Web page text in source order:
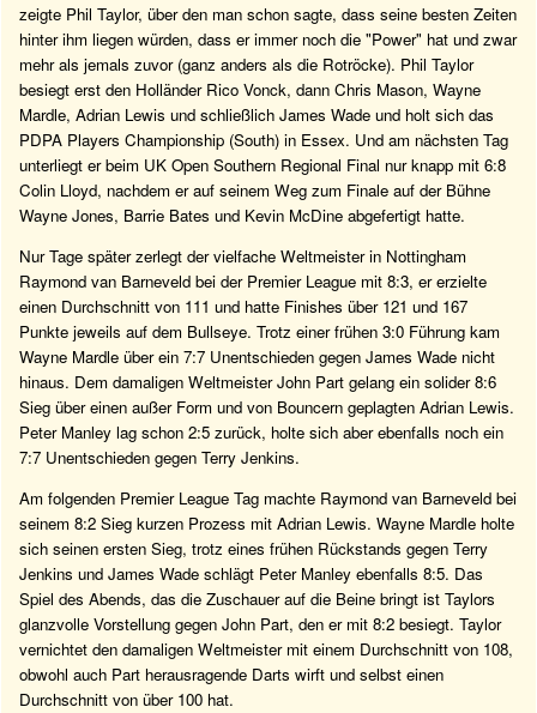
zeigte Phil Taylor, über den man schon sagte, dass seine besten Zeiten
hinter ihm liegen würden, dass er immer noch die "Power" hat und zwar
mehr als jemals zuvor (ganz anders als die Rotröcke). Phil Taylor
besiegt erst den Holländer Rico Vonck, dann Chris Mason, Wayne
Mardle, Adrian Lewis und schließlich James Wade und holt sich das
PDPA Players Championship (South) in Essex. Und am nächsten Tag
unterliegt er beim UK Open Southern Regional Final nur knapp mit 6:8
Colin Lloyd, nachdem er auf seinem Weg zum Finale auf der Bühne
Wayne Jones, Barrie Bates und Kevin McDine abgefertigt hatte.
Nur Tage später zerlegt der vielfache Weltmeister in Nottingham
Raymond van Barneveld bei der Premier League mit 8:3, er erzielte
einen Durchschnitt von 111 und hatte Finishes über 121 und 167
Punkte jeweils auf dem Bullseye. Trotz einer frühen 3:0 Führung kam
Wayne Mardle über ein 7:7 Unentschieden gegen James Wade nicht
hinaus. Dem damaligen Weltmeister John Part gelang ein solider 8:6
Sieg über einen außer Form und von Bouncern geplagten Adrian Lewis.
Peter Manley lag schon 2:5 zurück, holte sich aber ebenfalls noch ein
7:7 Unentschieden gegen Terry Jenkins.
Am folgenden Premier League Tag machte Raymond van Barneveld bei
seinem 8:2 Sieg kurzen Prozess mit Adrian Lewis. Wayne Mardle holte
sich seinen ersten Sieg, trotz eines frühen Rückstands gegen Terry
Jenkins und James Wade schlägt Peter Manley ebenfalls 8:5. Das
Spiel des Abends, das die Zuschauer auf die Beine bringt ist Taylors
glanzvolle Vorstellung gegen John Part, den er mit 8:2 besiegt. Taylor
vernichtet den damaligen Weltmeister mit einem Durchschnitt von 108,
obwohl auch Part herausragende Darts wirft und selbst einen
Durchschnitt von über 100 hat.